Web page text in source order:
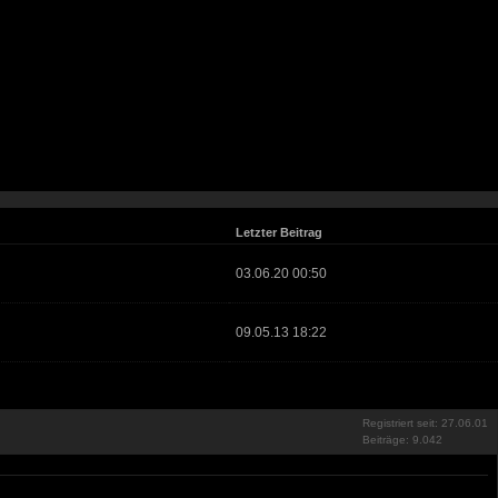
Letzter Beitrag
03.06.20 00:50
09.05.13 18:22
Registriert seit: 27.06.01
Beiträge: 9.042